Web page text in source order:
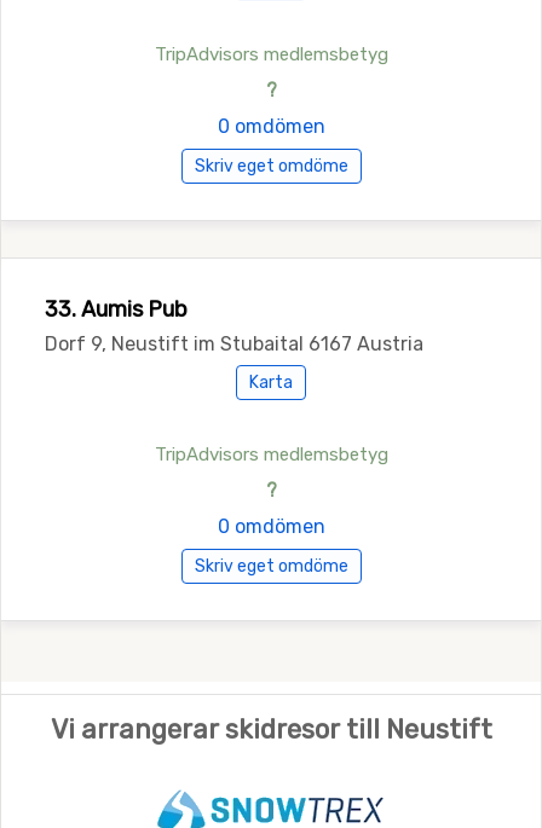
TripAdvisors medlemsbetyg
?
0 omdömen
Skriv eget omdöme
33. Aumis Pub
Dorf 9, Neustift im Stubaital 6167 Austria
Karta
TripAdvisors medlemsbetyg
?
0 omdömen
Skriv eget omdöme
Vi arrangerar skidresor till Neustift